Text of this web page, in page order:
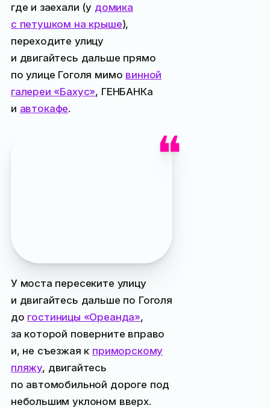
где и заехали (у домика
с петушком на крыше),
переходите улицу
и двигайтесь дальше прямо
по улице Гоголя мимо винной
галереи «Бахус», ГЕНБАНКа
и автокафе.
У моста пересеките улицу
и двигайтесь дальше по Гоголя
до гостиницы «Ореанда»,
за которой поверните вправо
и, не съезжая к приморскому
пляжу, двигайтесь
по автомобильной дороге под
небольшим уклоном вверх.